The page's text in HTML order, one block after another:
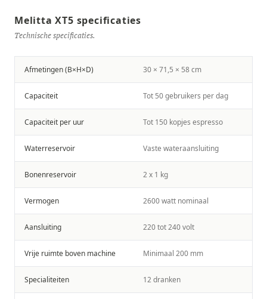
Melitta XT5 specificaties
Technische specificaties.
Afmetingen (B×H×D) 30 × 71,5 × 58 cm
Capaciteit Tot 50 gebruikers per dag
Capaciteit per uur Tot 150 kopjes espresso
Waterreservoir Vaste wateraansluiting
Bonenreservoir 2 x 1 kg
Vermogen 2600 watt nominaal
Aansluiting 220 tot 240 volt
Vrije ruimte boven machine Minimaal 200 mm
Specialiteiten 12 dranken